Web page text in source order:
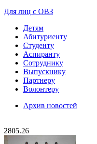
Для лиц с ОВЗ
Детям
Абитуриенту
Студенту
Аспиранту
Сотруднику
Выпускнику
Партнеру
Волонтеру
Архив новостей
2805.26